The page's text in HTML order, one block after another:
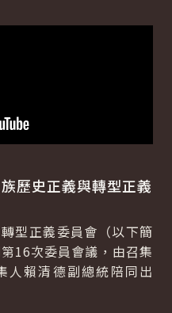
歷史正義與轉型正義
型正義委員會（以下簡
16次委員會議，由召集
人賴清德副總統陪同出